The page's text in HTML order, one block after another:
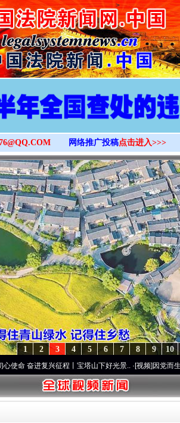
>
网络推广投稿点击进入>>>
10
9
8
7
6
5
4
3
2
1
复兴征程丨宝塔山下好光景..·[视频]因党而生 为党而